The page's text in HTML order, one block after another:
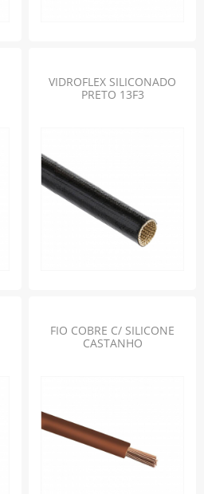
VIDROFLEX SILICONADO
PRETO 13F3
FIO COBRE C/ SILICONE
CASTANHO